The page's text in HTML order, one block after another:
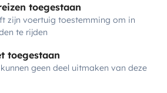
toegestaan
zijn voertuig toestemming om in
te rijden
toegestaan
geen deel uitmaken van deze